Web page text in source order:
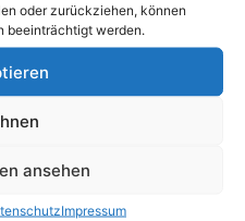
oder zurückziehen, können
beeinträchtigt werden.
ansehen
Impressum
Brandgefahr. Kompetente
vornehmen.
sind ebenfalls große
und die Funktion
Besonders in
dieses Problem häufig
Wartung sind hier